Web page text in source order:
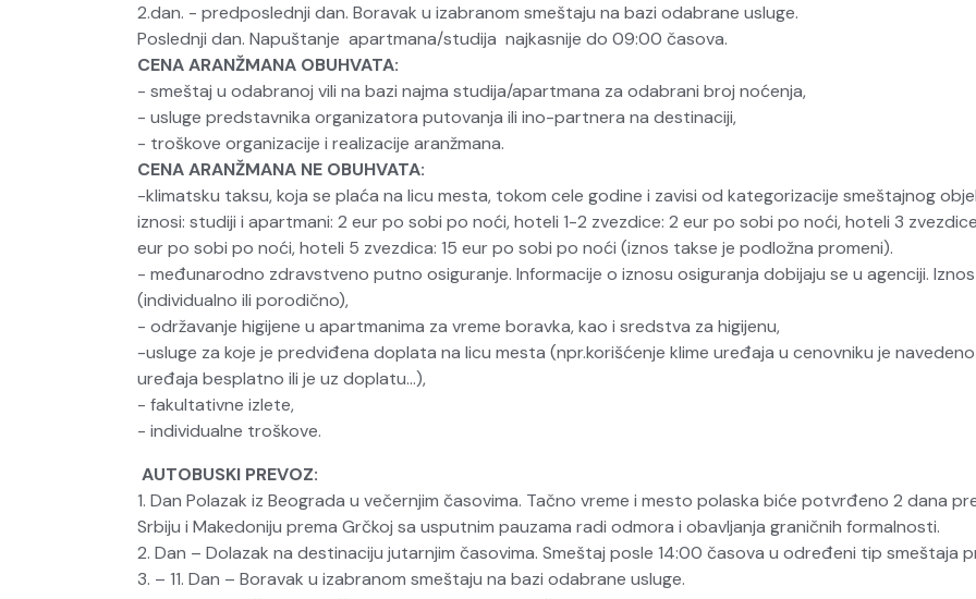
2.dan. - predposlednji dan. Boravak u izabranom smeštaju na bazi odabrane usluge.
Poslednji dan. Napuštanje apartmana/studija najkasnije do 09:00 časova.
CENA ARANŽMANA OBUHVATA:
- smeštaj u odabranoj vili na bazi najma studija/apartmana za odabrani broj noćenja,
- usluge predstavnika organizatora putovanja ili ino-partnera na destinaciji,
- troškove organizacije i realizacije aranžmana.
CENA ARANŽMANA NE OBUHVATA:
-klimatsku taksu, koja se plaća na licu mesta, tokom cele godine i zavisi od kategorizacije smeštajnog
iznosi: studiji i apartmani: 2 eur po sobi po noći, hoteli 1-2 zvezdice: 2 eur po sobi po noći, hoteli 3
eur po sobi po noći, hoteli 5 zvezdica: 15 eur po sobi po noći (iznos takse je podložna promeni).
- međunarodno zdravstveno putno osiguranje. Informacije o iznosu osiguranja dobijaju se u agenciji.
(individualno ili porodično),
- održavanje higijene u apartmanima za vreme boravka, kao i sredstva za higijenu,
-usluge za koje je predviđena doplata na licu mesta (npr.korišćenje klime uređaja u cenovniku je
uređaja besplatno ili je uz doplatu…),
- fakultativne izlete,
- individualne troškove.
AUTOBUSKI PREVOZ:
1. Dan Polazak iz Beograda u večernjim časovima. Tačno vreme i mesto polaska biće potvrđeno 2 dana
Srbiju i Makedoniju prema Grčkoj sa usputnim pauzama radi odmora i obavljanja graničnih formalnosti.
2. Dan – Dolazak na destinaciju jutarnjim časovima. Smeštaj posle 14:00 časova u određeni tip smeštaja
3. – 11. Dan – Boravak u izabranom smeštaju na bazi odabrane usluge.